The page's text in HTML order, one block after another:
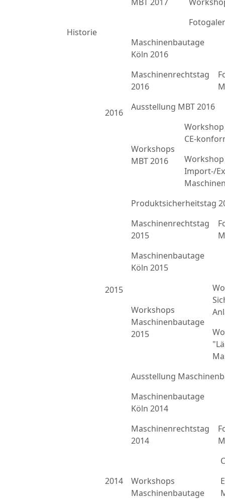
Historie
2016
Maschinenbautage
Köln 2016
Maschinenrechtstag
2016
Ausstellung MBT 2016
Workshops
MBT 2016
CE-
Import-/
2015
Produktsicherheitstag
Maschinenrechtstag
2015
Maschinenbautage
Köln 2015
Workshops
Maschinenbautage
2015
Ausstellung
2014
Maschinenbautage
Köln 2014
Maschinenrechtstag
2014
Workshops
Maschinenbautage